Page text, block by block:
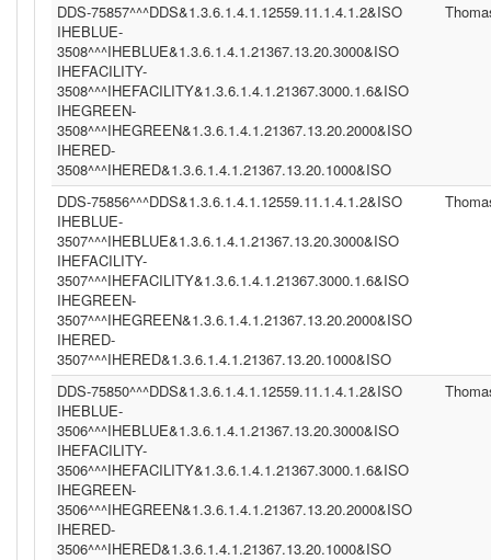
DDS-75857^^^DDS&1.3.6.1.4.1.12559.11.1.4.1.2&ISO
IHEBLUE-
3508^^^IHEBLUE&1.3.6.1.4.1.21367.13.20.3000&ISO
IHEFACILITY-
3508^^^IHEFACILITY&1.3.6.1.4.1.21367.3000.1.6&ISO
IHEGREEN-
3508^^^IHEGREEN&1.3.6.1.4.1.21367.13.20.2000&ISO
IHERED-
3508^^^IHERED&1.3.6.1.4.1.21367.13.20.1000&ISO
DDS-75856^^^DDS&1.3.6.1.4.1.12559.11.1.4.1.2&ISO
IHEBLUE-
3507^^^IHEBLUE&1.3.6.1.4.1.21367.13.20.3000&ISO
IHEFACILITY-
3507^^^IHEFACILITY&1.3.6.1.4.1.21367.3000.1.6&ISO
IHEGREEN-
3507^^^IHEGREEN&1.3.6.1.4.1.21367.13.20.2000&ISO
IHERED-
3507^^^IHERED&1.3.6.1.4.1.21367.13.20.1000&ISO
DDS-75850^^^DDS&1.3.6.1.4.1.12559.11.1.4.1.2&ISO
IHEBLUE-
3506^^^IHEBLUE&1.3.6.1.4.1.21367.13.20.3000&ISO
IHEFACILITY-
3506^^^IHEFACILITY&1.3.6.1.4.1.21367.3000.1.6&ISO
IHEGREEN-
3506^^^IHEGREEN&1.3.6.1.4.1.21367.13.20.2000&ISO
IHERED-
3506^^^IHERED&1.3.6.1.4.1.21367.13.20.1000&ISO